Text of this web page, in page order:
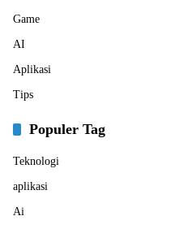
Game
AI
Aplikasi
Tips
Populer Tag
Teknologi
aplikasi
Ai